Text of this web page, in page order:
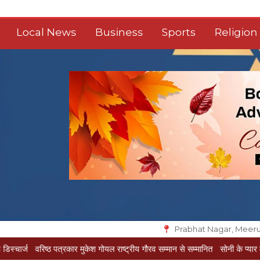
Local News Business Sports Religion
Prabhat Nagar,
पत्रकार मुकेश गोयल राष्ट्रीय गौरव सम्मान से सम्मानित सोनी के प्यार में दीवानी